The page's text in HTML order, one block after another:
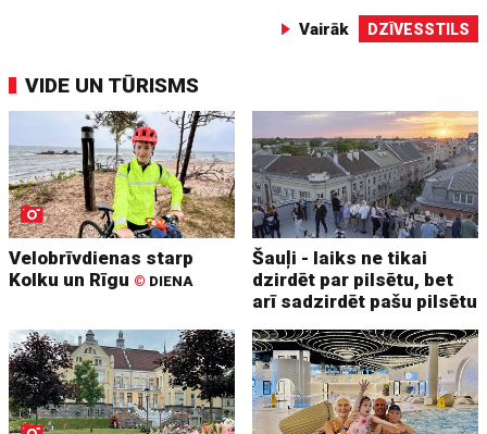
Vairāk DZĪVESSTILS
VIDE UN TŪRISMS
Velobrīvdienas starp
Kolku un Rīgu © DIENA
Šauļi - laiks ne tikai
dzirdēt par pilsētu, bet
arī sadzirdēt pašu pilsētu